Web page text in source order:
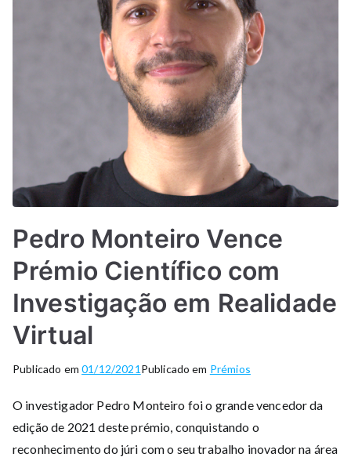
Pedro Monteiro Vence
Prémio Científico com
Investigação em Realidade
Virtual
Publicado em01/12/2021 Publicado em Prémios
O investigador Pedro Monteiro foi o grande vencedor da
edição de 2021 deste prémio, conquistando o
reconhecimento do júri com o seu trabalho inovador na área